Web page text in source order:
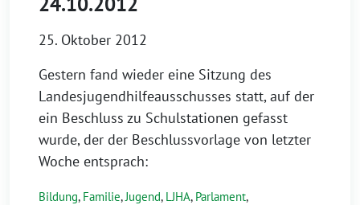
25. Oktober 2012
Gestern fand wieder eine Sitzung des
Landesjugendhilfeausschusses statt, auf der
ein Beschluss zu Schulstationen gefasst
wurde, der der Beschlussvorlage von letzter
Woche entsprach:
Bildung, Familie, Jugend, LJHA, Parlament,